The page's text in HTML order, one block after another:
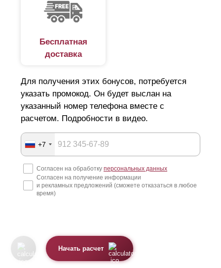
Бесплатная
доставка
Для получения этих бонусов, потребуется
указать промокод. Он будет выслан на
указанный номер телефона вместе с
расчетом. Подробности в видео.
+7
Согласен на обработку персональных данных
Согласен на получение информации
и рекламных предложений (сможете отказаться в любое
время)
Начать расчет